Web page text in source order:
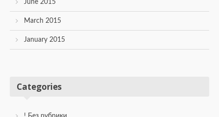
June 2015
March 2015
January 2015
Categories